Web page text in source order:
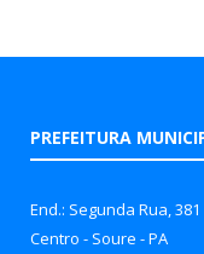
PREFEITURA
End.: Segunda Rua, 381
Centro - Soure - PA